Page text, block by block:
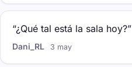
“¿Qué tal está la sala hoy?”
Dani_RL 3 may